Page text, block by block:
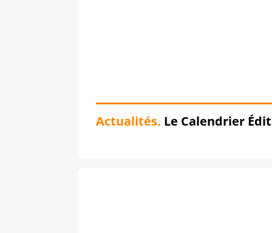
Actualités. Le Calendrier